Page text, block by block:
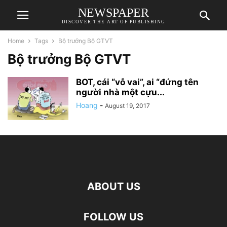
NEWSPAPER
DISCOVER THE ART OF PUBLISHING
Home Tags Bộ trưởng Bộ GTVT
Bộ trưởng Bộ GTVT
BOT, cái “vỗ vai”, ai “đứng tên
người nhà một cựu...
Hoang - August 19, 2017
ABOUT US
FOLLOW US